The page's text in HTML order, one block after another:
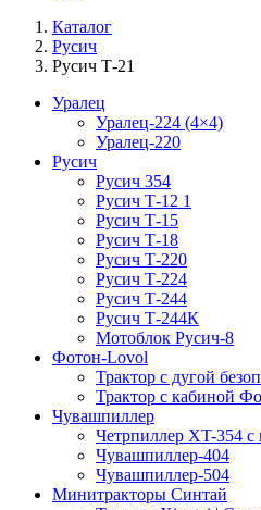
Каталог
Русич
Русич Т-21
Уралец
Уралец-224 (4×4)
Уралец-220
Русич
Русич 354
Русич Т-12 1
Русич Т-15
Русич Т-18
Русич Т-220
Русич Т-224
Русич Т-244
Русич Т-244К
Мотоблок Русич-8
Фотон-Lovol
Трактор с дугой
Трактор с кабиной
Чувашпиллер
Четрпиллер XT-354 с
Чувашпиллер-404
Чувашпиллер-504
Минитракторы Синтай